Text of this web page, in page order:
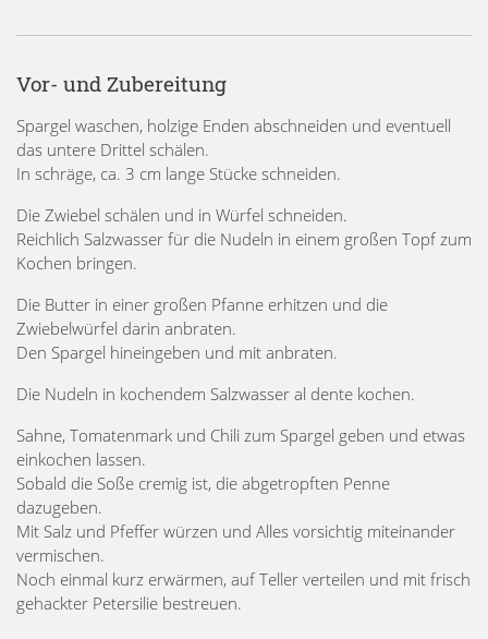
Vor- und Zubereitung
Spargel waschen, holzige Enden abschneiden und eventuell
das untere Drittel schälen.
In schräge, ca. 3 cm lange Stücke schneiden.
Die Zwiebel schälen und in Würfel schneiden.
Reichlich Salzwasser für die Nudeln in einem großen Topf zum
Kochen bringen.
Die Butter in einer großen Pfanne erhitzen und die
Zwiebelwürfel darin anbraten.
Den Spargel hineingeben und mit anbraten.
Die Nudeln in kochendem Salzwasser al dente kochen.
Sahne, Tomatenmark und Chili zum Spargel geben und etwas
einkochen lassen.
Sobald die Soße cremig ist, die abgetropften Penne
dazugeben.
Mit Salz und Pfeffer würzen und Alles vorsichtig miteinander
vermischen.
Noch einmal kurz erwärmen, auf Teller verteilen und mit frisch
gehackter Petersilie bestreuen.